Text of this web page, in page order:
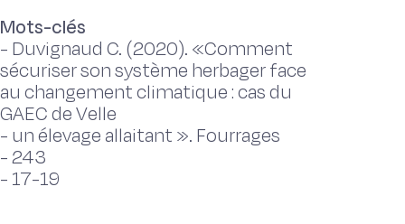
Mots-clés
- Duvignaud C. (2020). «Comment
sécuriser son système herbager face
au changement climatique : cas du
GAEC de Velle
- un élevage allaitant ». Fourrages
-243
- 17-19